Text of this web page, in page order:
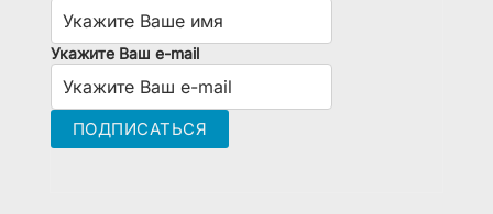
Укажите Ваш e-mail